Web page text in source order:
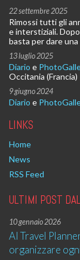
22 settembre 2025
Rimossi tutti gli
e interstiziali.
basta per dare
13 luglio 2025
Diario e
Occitania (Francia)
9 giugno 2024
Diario e
LINKS
Home
News
RSS Feed
ULTIMI POST
10 gennaio 2026
AI Travel
organizzare